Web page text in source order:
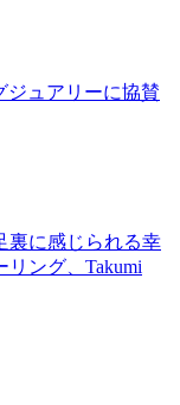
ジュアリーに協賛
裏に感じられる幸
ング、Takumi